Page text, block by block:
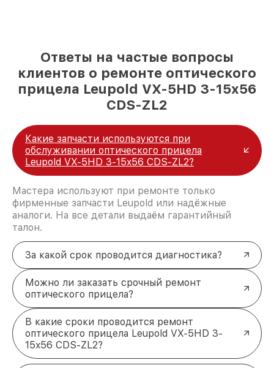
Ответы на частые вопросы
клиентов о ремонте оптического
прицела Leupold VX-5HD 3-15x56
CDS-ZL2
Какие запчасти используются при
обслуживании оптического прицела
Leupold VX-5HD 3-15x56 CDS-ZL2?
Мастера используют при ремонте только
фирменные запчасти Leupold или надёжные
аналоги. На все детали выдаём гарантийный
талон.
За какой срок проводится диагностика?
Можно ли заказать срочный ремонт
оптического прицела?
В какие сроки проводится ремонт
оптического прицела Leupold VX-5HD 3-
15x56 CDS-ZL2?